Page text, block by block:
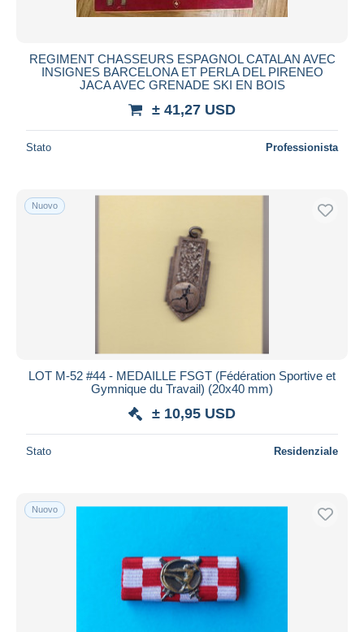
REGIMENT CHASSEURS ESPAGNOL CATALAN AVEC
INSIGNES BARCELONA ET PERLA DEL PIRENEO
JACA AVEC GRENADE SKI EN BOIS
± 41,27 USD
Stato Professionista
Nuovo
LOT M-52 #44 - MEDAILLE FSGT (Fédération Sportive et
Gymnique du Travail) (20x40 mm)
± 10,95 USD
Stato Residenziale
Nuovo